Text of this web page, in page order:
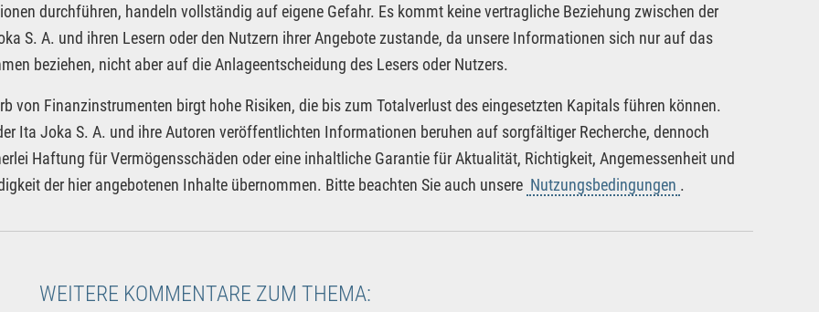
durchführen, handeln vollständig auf eigene Gefahr. Es kommt keine vertragliche Beziehung zwischen der
S. A. und ihren Lesern oder den Nutzern ihrer Angebote zustande, da unsere Informationen sich nur auf das
beziehen, nicht aber auf die Anlageentscheidung des Lesers oder Nutzers.
von Finanzinstrumenten birgt hohe Risiken, die bis zum Totalverlust des eingesetzten Kapitals führen können.
Ita Joka S. A. und ihre Autoren veröffentlichten Informationen beruhen auf sorgfältiger Recherche, dennoch
Haftung für Vermögensschäden oder eine inhaltliche Garantie für Aktualität, Richtigkeit, Angemessenheit und
der hier angebotenen Inhalte übernommen. Bitte beachten Sie auch unsere Nutzungsbedingungen .
WEITERE KOMMENTARE ZUM THEMA: